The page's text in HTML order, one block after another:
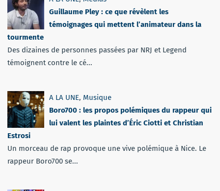
Guillaume Pley : ce que révèlent les
témoignages qui mettent l’animateur dans la
tourmente
Des dizaines de personnes passées par NRJ et Legend
témoignent contre le cé...
A LA UNE, Musique
Boro700 : les propos polémiques du rappeur qui
lui valent les plaintes d’Éric Ciotti et Christian
Estrosi
Un morceau de rap provoque une vive polémique à Nice. Le
rappeur Boro700 se...